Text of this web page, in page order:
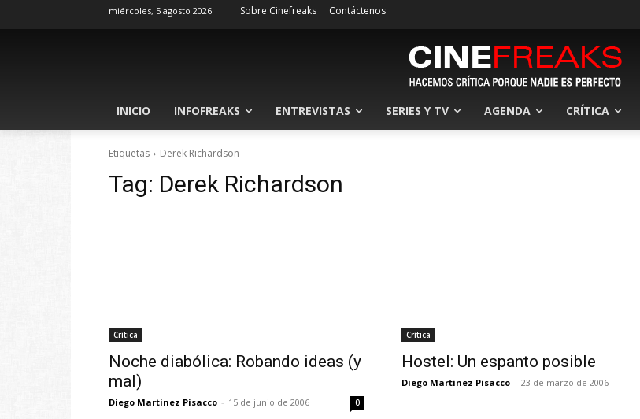
miércoles, 5 agosto 2026 Sobre Cinefreaks Contáctenos
INICIO INFOFREAKS ENTREVISTAS SERIES Y TV AGENDA CRÍTICA
Etiquetas Derek Richardson
Tag: Derek Richardson
Crítica
Noche diabólica: Robando ideas (y
mal)
Diego Martinez Pisacco - 15 de junio de 2006 0
Crítica
Hostel: Un espanto posible
Diego Martinez Pisacco - 23 de marzo de 2006